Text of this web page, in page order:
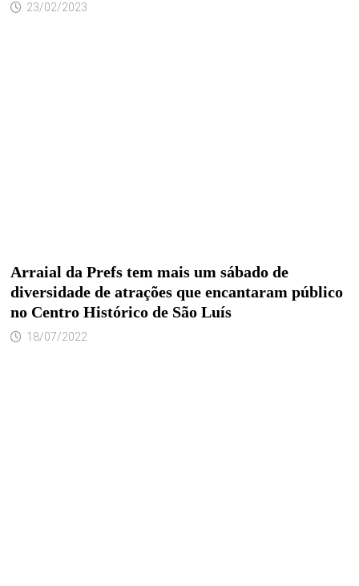
23/02/2023
Arraial da Prefs tem mais um sábado de
diversidade de atrações que encantaram público
no Centro Histórico de São Luís
18/07/2022